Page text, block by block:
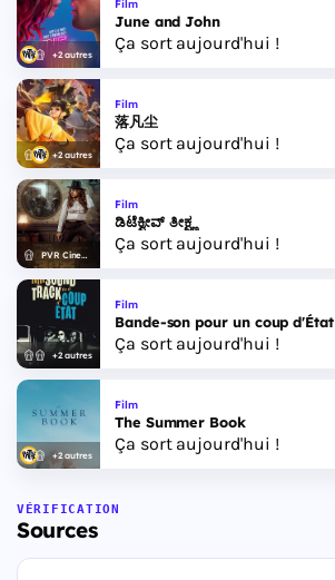
+2 autres
Film
June and John
Ça sort aujourd'hui !
+2 autres
Film
落凡尘
Ça sort aujourd'hui !
PVR Cinemas
Film
ಡಿಟೆಕ್ವೀವ್ ತೀಕ್ಷ್ಣ
Ça sort aujourd'hui !
+2 autres
Film
Bande-son pour un coup d'État
Ça sort aujourd'hui !
+2 autres
Film
The Summer Book
Ça sort aujourd'hui !
VÉRIFICATION
Sources